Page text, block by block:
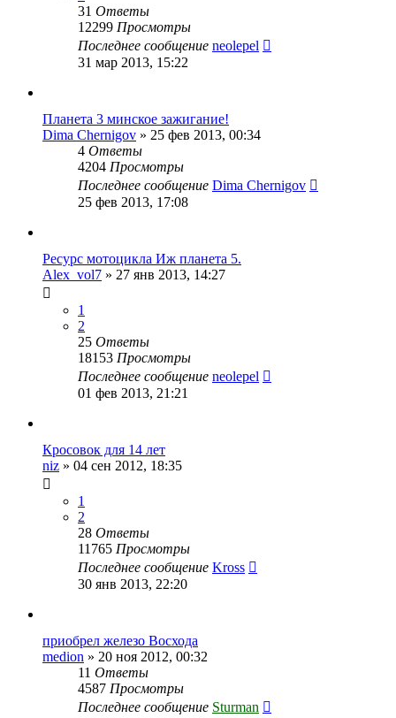
31 Ответы
12299 Просмотры
Последнее сообщение neolepel
31 мар 2013, 15:22
Планета 3 минское зажигание!
Dima Chernigov » 25 фев 2013, 00:34
4 Ответы
4204 Просмотры
Последнее сообщение Dima Chernigov
25 фев 2013, 17:08
Ресурс мотоцикла Иж планета 5.
Alex_vol7 » 27 янв 2013, 14:27
1
2
25 Ответы
18153 Просмотры
Последнее сообщение neolepel
01 фев 2013, 21:21
Кросовок для 14 лет
niz » 04 сен 2012, 18:35
1
2
28 Ответы
11765 Просмотры
Последнее сообщение Kross
30 янв 2013, 22:20
приобрел железо Восхода
medion » 20 ноя 2012, 00:32
11 Ответы
4587 Просмотры
Последнее сообщение Sturman